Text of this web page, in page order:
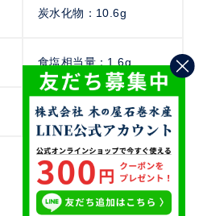
炭水化物：10.6g
食塩相当量：1.6g